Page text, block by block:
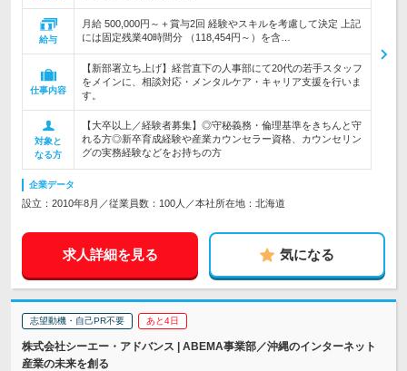
給与
月給 500,000円～＋賞与2回 経験やスキルを考慮して決定 上記
には固定残業40時間分 （118,454円～）を含…
仕事内容
【新部署立ち上げ】経営直下の人事部にて20代の若手スタッフ
をメインに、相談対応・メンタルケア・キャリア支援を行いま
す。
対象と
なる方
【大卒以上／経験者募集】◎守秘義務・倫理基準をきちんと守
れる方◎新卒育成経験や産業カウンセラー資格、カウンセリン
グの実務経験などをお持ちの方
企業データ
設立：2010年8月／従業員数：100人／本社所在地：北海道
求人詳細を見る 気になる
志望動機・自己PR不要 あと4日
株式会社シーエー・アドバンス | ABEMA事業部／沖縄のインターネット
産業の未来を創る